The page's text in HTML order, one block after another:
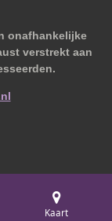
onafhankelijke
verstrekt aan
Kaart